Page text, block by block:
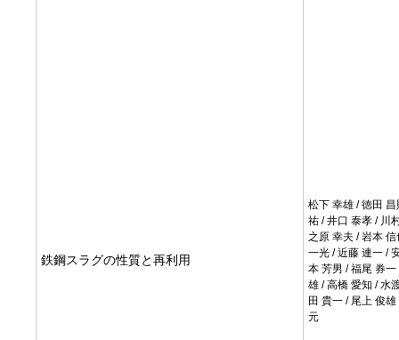
鉄鋼スラグの性質と再利用
松下 幸雄 / 徳田 昌
祐 / 井口 泰孝 / 川
之原 幸夫 / 岩本
一光 / 近藤 連一 /
本 芳男 / 福尾 券一
雄 / 高橋 愛知 / 水
田 貴一 / 尾上 俊
元